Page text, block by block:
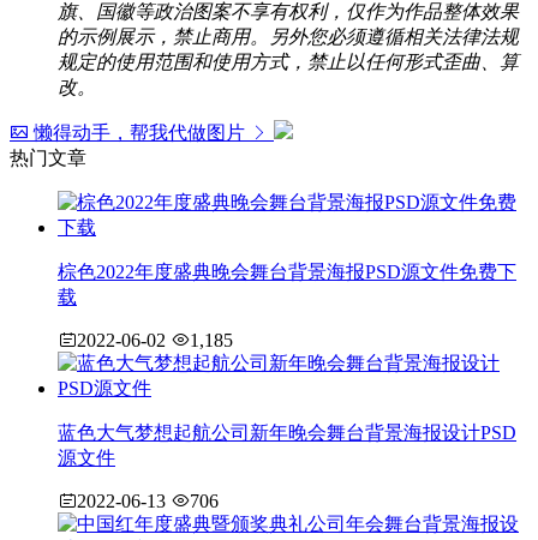
旗、国徽等政治图案不享有权利，仅作为作品整体效果
的示例展示，禁止商用。另外您必须遵循相关法律法规
规定的使用范围和使用方式，禁止以任何形式歪曲、算
改。
懒得动手，帮我代做图片
热门文章
棕色2022年度盛典晚会舞台背景海报PSD源文件免费下
载
2022-06-02 1,185
蓝色大气梦想起航公司新年晚会舞台背景海报设计PSD
源文件
2022-06-13 706